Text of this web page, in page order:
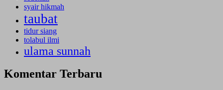
syair hikmah
taubat
tidur siang
tolabul ilmi
ulama sunnah
Komentar Terbaru